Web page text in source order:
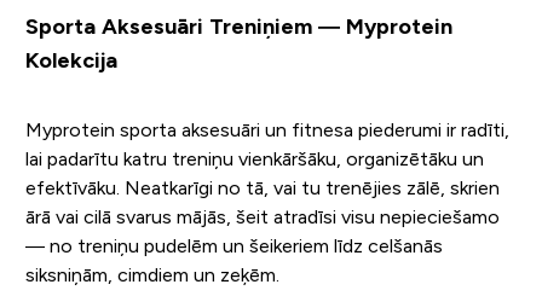
Sporta Aksesuāri Treniņiem — Myprotein
Kolekcija
Myprotein sporta aksesuāri un fitnesa piederumi ir radīti,
lai padarītu katru treniņu vienkāršāku, organizētāku un
efektīvāku. Neatkarīgi no tā, vai tu trenējies zālē, skrien
ārā vai cilā svarus mājās, šeit atradīsi visu nepieciešamo
— no treniņu pudelēm un šeikeriem līdz celšanās
siksniņām, cimdiem un zeķēm.